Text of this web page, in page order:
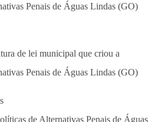
de lei municipal que criou a
Penais de Águas Lindas (GO)